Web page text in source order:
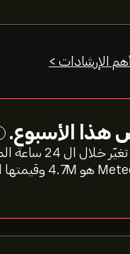
الإرشادات >
هذا الأسبوع.